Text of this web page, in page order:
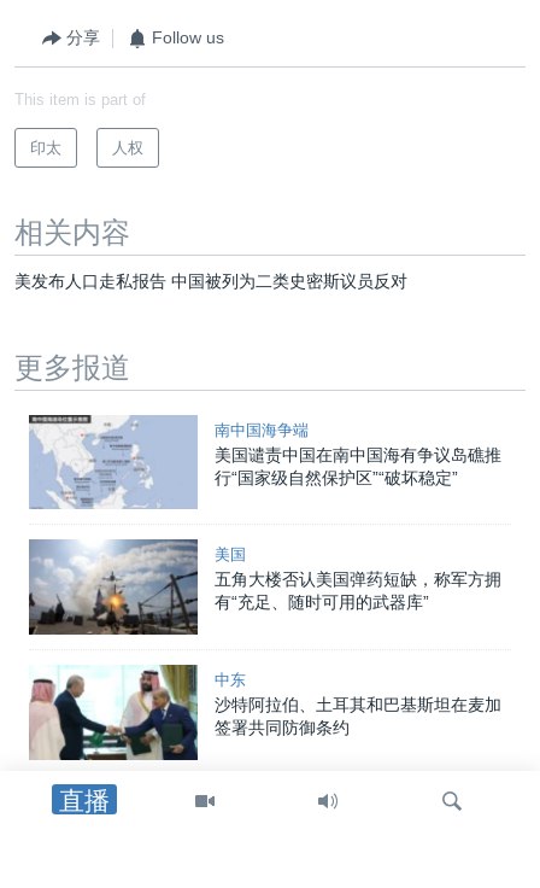
直播
分享 Follow us
This item is part of
印太 人权
相关内容
美发布人口走私报告 中国被列为二类史密斯议员反对
更多报道
南中国海争端
美国谴责中国在南中国海有争议岛礁推
行“国家级自然保护区”“破坏稳定”
美国
五角大楼否认美国弹药短缺，称军方拥
有“充足、随时可用的武器库”
中东
沙特阿拉伯、土耳其和巴基斯坦在麦加
签署共同防御条约